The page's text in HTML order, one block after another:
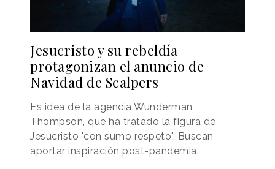
Jesucristo y su rebeldía
protagonizan el anuncio de
Navidad de Scalpers
Es idea de la agencia Wunderman
Thompson, que ha tratado la figura de
Jesucristo "con sumo respeto". Buscan
aportar inspiración post-pandemia.